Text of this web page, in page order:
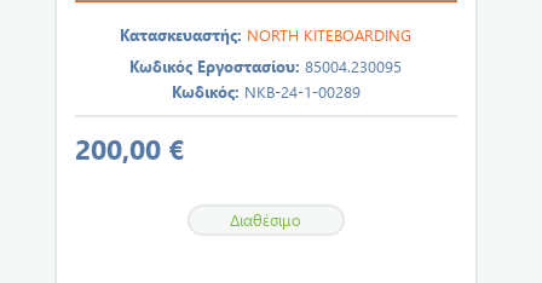
Κατασκευαστής: NORTH KITEBOARDING
Κωδικός Εργοστασίου: 85004.230095
Κωδικός: NKB-24-1-00289
200,00 €
Διαθέσιμο